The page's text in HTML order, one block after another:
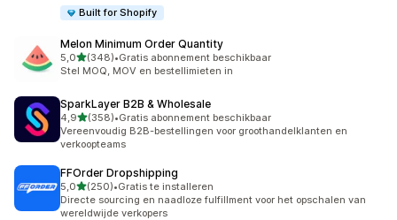
Built for Shopify
Melon Minimum Order Quantity
5,0van 5 sterren
(348)
348 recensies in totaal
•Gratis abonnement beschikbaar
Stel MOQ, MOV en bestellimieten in
SparkLayer B2B & Wholesale
4,9van 5 sterren
(358)
358 recensies in totaal
•Gratis abonnement beschikbaar
Vereenvoudig B2B-bestellingen voor groothandelklanten en
verkoopteams
FFOrder Dropshipping
5,0van 5 sterren
(250)
250 recensies in totaal
•Gratis te installeren
Directe sourcing en naadloze fulfillment voor het opschalen van
wereldwijde verkopers